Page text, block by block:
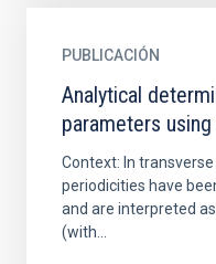
PUBLICACIÓN
Analytical
parameters
Context: In
periodicities have
and are interpreted
(with...